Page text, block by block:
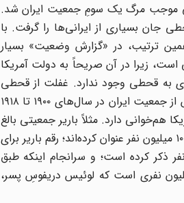
موجب مرگ یک سومِ جمعیت ایران شد.
جان بسیاری از ایرانی‌ها را گرفت. با
ترتیب، در «گزارش وضعیت» بسیار
زیرا در آن صریحاً به دولت آمریکا
به قحطی وجود ندارد. غفلت از قحطی
بزرگ سال‌های ۱۹۱۹-۱۹۱۷ و عدم اشاره به آن در محاسبات باریر کافیست تا برآوردهای ظاهراً علمی‌اش از جمعیت ایران در سال‌های ۱۹۰۰ تا ۱۹۱۸
هم‌خوانی دارد. مثلاً باریر جمعیتی بالغ
بر ۱۱ میلیون نفر را برای سال ۱۹۱۹ ذکر کرده است، و کالدول و سایکس جمعیت ایران در همین سال را ۱۰ میلیون نفر عنوان کرده‌اند؛ رقم باریر برای
نفر است، و چارلز هارت، وزیرمختار وقت آمریکا، آن را ۱۳ میلیون نفر ذکر کرده است؛ و سرانجام اینکه طبق
جمعیت ایران در سال ۱۹۴۱ در حدود ۱۴,۸ میلیون نفر بوده که نزدیک به رقم ۱۵ میلیون نفری است که لوئیس دریفوسِ پسر،